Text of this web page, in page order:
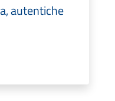
autentiche